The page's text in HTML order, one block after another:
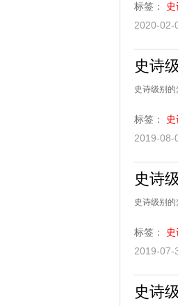
标签：
2020-02-
史诗
史诗级别
标签：
2019-08-
史诗
史诗级别
标签：
2019-07-
史诗